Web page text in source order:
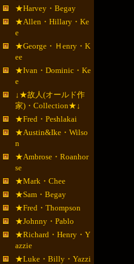
★Harvey・Begay
★Allen・Hillary・Ke
e
★George・Ｈenry・K
ee
★Ivan・Dominic・Ke
e
↓★故人(オールド作
家)・Collection★↓
★Fred・Peshlakai
★Austin&Ike・Wilso
n
★Ambrose・Roanhor
se
★Mark・Chee
★Sam・Begay
★Fred・Thompson
★Johnny・Pablo
★Richard・Henry・Y
azzie
★Luke・Billy・Yazzi